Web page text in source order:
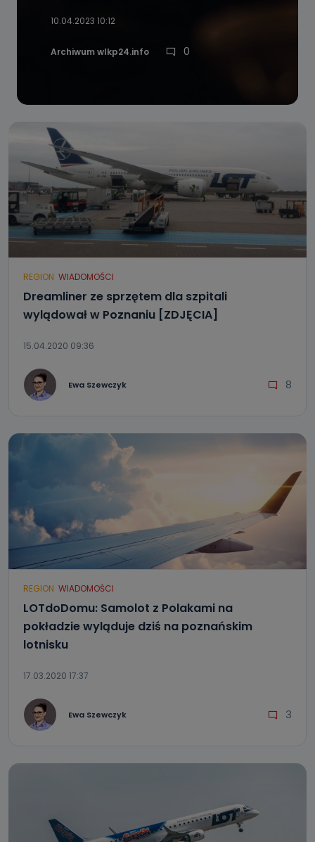
10.04.2023 10:12
Archiwum wlkp24.info 0
REGION WIADOMOŚCI
Dreamliner ze sprzętem dla szpitali
wylądował w Poznaniu [ZDJĘCIA]
15.04.2020 09:36
Ewa Szewczyk 8
REGION WIADOMOŚCI
LOTdoDomu: Samolot z Polakami na
pokładzie wyląduje dziś na poznańskim
lotnisku
17.03.2020 17:37
Ewa Szewczyk 3